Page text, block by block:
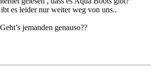
es leider nur weiter weg von uns..
jemanden genauso??